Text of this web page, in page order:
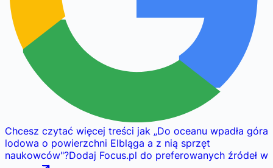
Chcesz czytać więcej treści jak „Do oceanu wpadła góra
lodowa o powierzchni Elbląga a z nią sprzęt
naukowców"?Dodaj Focus.pl do preferowanych źródeł w